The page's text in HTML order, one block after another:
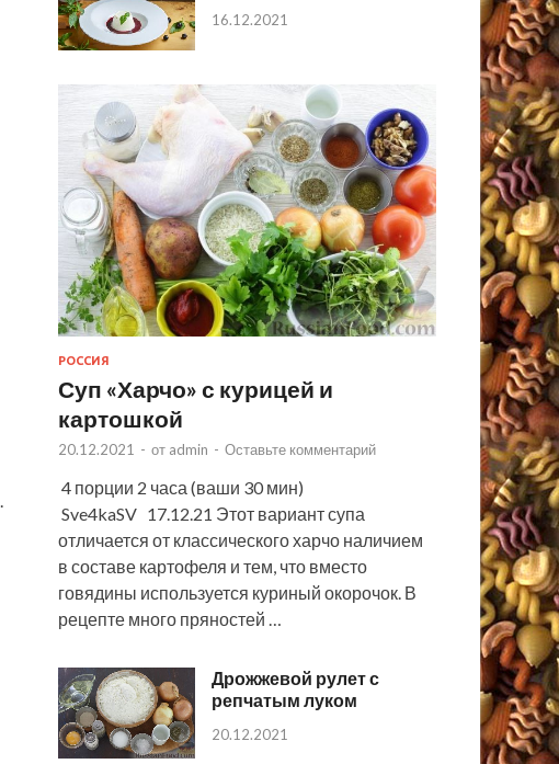
16.12.2021
РОССИЯ
Суп «Харчо» с курицей и
картошкой
20.12.2021 - от admin - Оставьте комментарий
4 порции 2 часа (ваши 30 мин)
Sve4kaSV 17.12.21 Этот вариант супа
отличается от классического харчо наличием
в составе картофеля и тем, что вместо
говядины используется куриный окорочок. В
рецепте много пряностей …
Дрожжевой рулет с
репчатым луком
20.12.2021